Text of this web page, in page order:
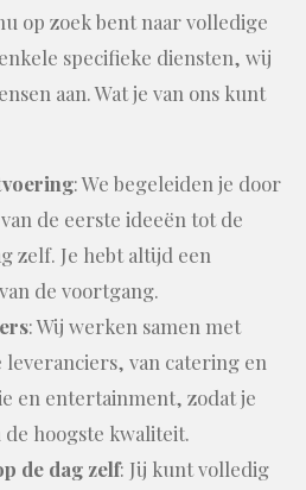
op zoek bent naar volledige
specifieke diensten, wij
aan. Wat je van ons kunt
: We begeleiden je door
de eerste ideeën tot de
zelf. Je hebt altijd een
de voortgang.
: Wij werken samen met
van catering en
en entertainment, zodat je
hoogste kwaliteit.
de dag zelf: Jij kunt volledig